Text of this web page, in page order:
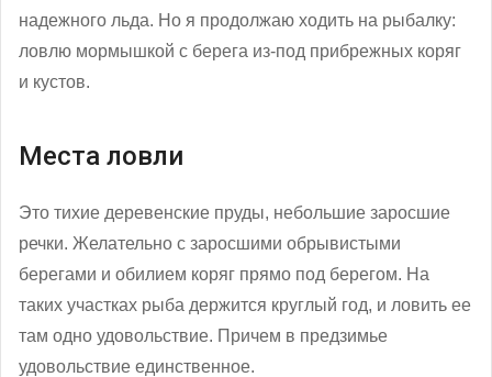
надежного льда. Но я продолжаю ходить на рыбалку:
ловлю мормышкой с берега из-под прибрежных коряг
и кустов.
Места ловли
Это тихие деревенские пруды, небольшие заросшие
речки. Желательно с заросшими обрывистыми
берегами и обилием коряг прямо под берегом. На
таких участках рыба держится круглый год, и ловить ее
там одно удовольствие. Причем в предзимье
удовольствие единственное.